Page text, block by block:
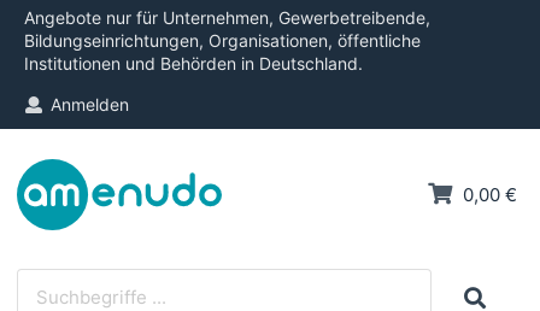
Angebote nur für Unternehmen, Gewerbetreibende,
Bildungseinrichtungen, Organisationen, öffentliche
Institutionen und Behörden in Deutschland.
Anmelden
0,00 €